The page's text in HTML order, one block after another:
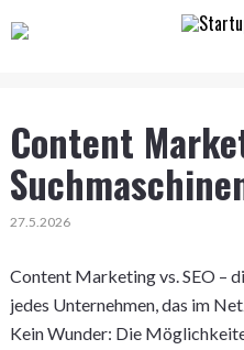
Content
27.5.2026
Content Marketing vs. SEO –
jedes Unternehmen, das im
Kein Wunder: Die